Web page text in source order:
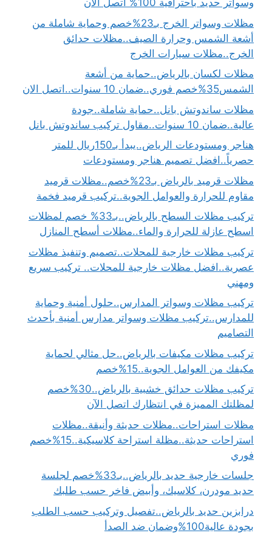
وسواتر حديد باحترافية 100% اتصل الان
مظلات وسواتر الخرج بـ23%خصم وحماية شاملة من
أشعة الشمس وحرارة الصيف..مظلات حدائق
الخرج..مظلات سيارات الخرج
مظلات لكسان بالرياض..حماية من أشعة
الشمس35%خصم فوري..ضمان 10 سنوات..اتصل الان
مظلات ساندوتش بانل..حماية شاملة..جودة
عالية..ضمان 10 سنوات..مقاول تركيب ساندوتش بانل
هناجر ومستودعات الرياض..يبدأ بـ150ريال للمتر
حصرياً..افضل تصميم هناجر ومستودعات
مظلات قرميد بالرياض بـ23%خصم..مظلات قرميد
مقاوم للحرارة والعوامل الجوية..تركيب قرميد فخمة
تركيب مظلات السطح بالرياض..بـ33% خصم لمظلات
اسطح عازلة للحرارة والماء..مظلات أسطح المنازل
تركيب مظلات خارجية للمحلات..تصميم وتنفيذ مظلات
عصرية..افضل مظلات خارجية للمحلات.. تركيب سريع
ومهني
تركيب مظلات وسواتر المدارس..حلول أمنية وحماية
للمدارس..تركيب مظلات وسواتر مدارس أمنية بأحدث
التصاميم
تركيب مظلات مكيفات بالرياض..حل مثالي لحماية
مكيفك من العوامل الجوية..15%خصم
تركيب مظلات حدائق خشبية بالرياض..30%خصم
لمظلتك المميزة في انتظارك اتصل الآن
مظلات استراحات..مظلات حديثة وأنيقة..مظلات
استراحات حديثة..مظلة استراحة كلاسيكية..15%خصم
فوري
جلسات خارجية حديد بالرياض..بـ33%خصم لجلسة
حديد مودرن، كلاسيك، وأبيض فاخر حسب طلبك
درابزين حديد بالرياض..تفصيل وتركيب حسب الطلب
بجودة عالية100%وضمان ضد الصدأ